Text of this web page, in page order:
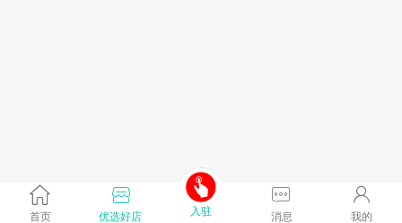
首页 优选好店 入驻 消息 我的